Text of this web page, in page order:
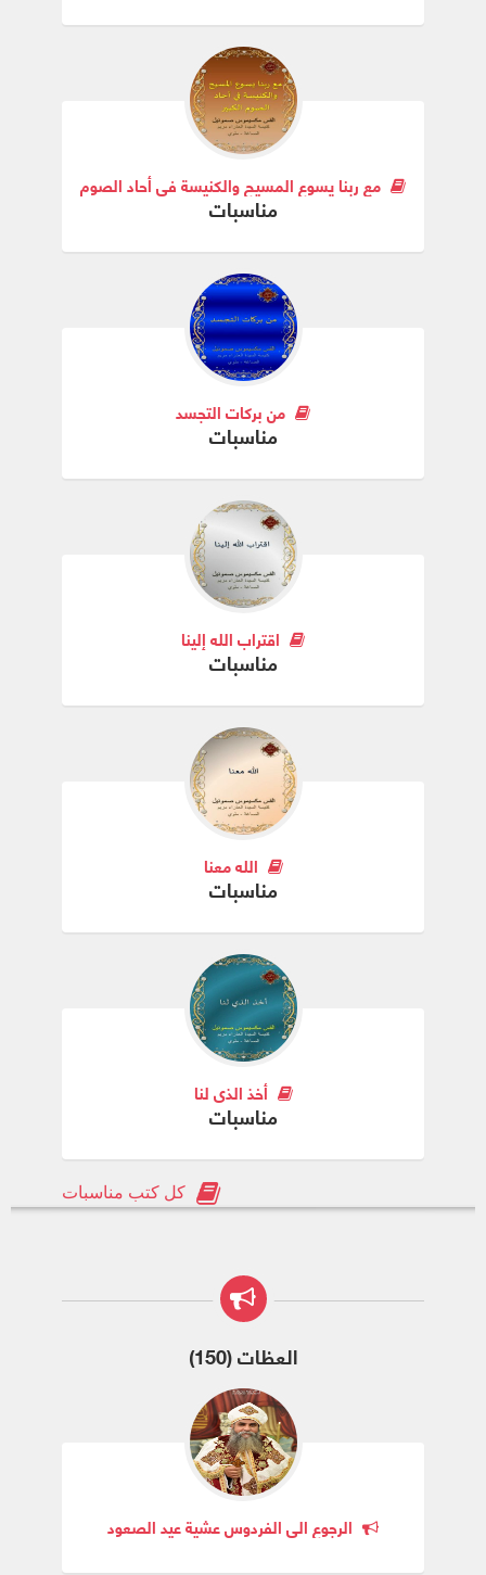
مع ربنا يسوع المسيح والكنيسة في أحاد الصوم الكبير
مناسبات
من بركات التجسد
مناسبات
اقتراب الله إلينا
مناسبات
الله معنا
مناسبات
أخذ الذي لنا
مناسبات
كل كتب مناسبات
العظات (150)
الرجوع الى الفردوس عشية عيد الصعود